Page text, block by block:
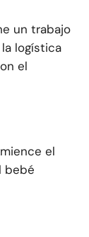
un trabajo
logística
el
el
bebé